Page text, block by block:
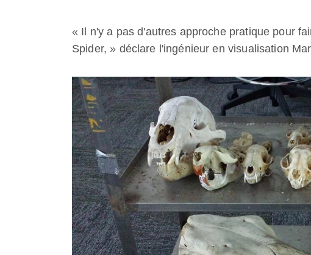
« Il n'y a pas d'autres approche pratique pour
Spider, » déclare l'ingénieur en visualisation